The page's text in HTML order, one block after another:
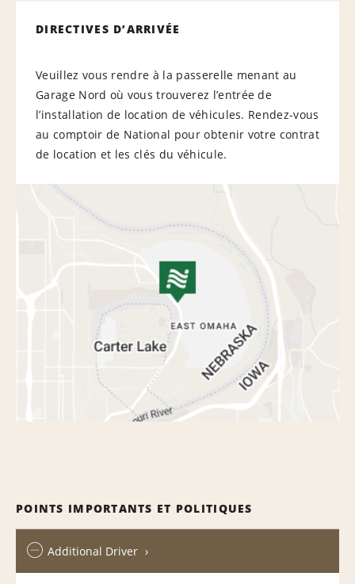
DIRECTIVES D’ARRIVÉE
Veuillez vous rendre à la passerelle menant au
Garage Nord où vous trouverez l’entrée de
l’installation de location de véhicules. Rendez-vous
au comptoir de National pour obtenir votre contrat
de location et les clés du véhicule.
POINTS IMPORTANTS ET POLITIQUES
Additional Driver